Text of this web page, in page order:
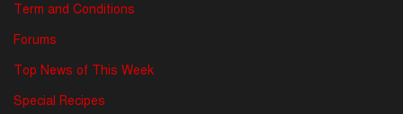
Term and Conditions
Forums
Top News of This Week
Special Recipes